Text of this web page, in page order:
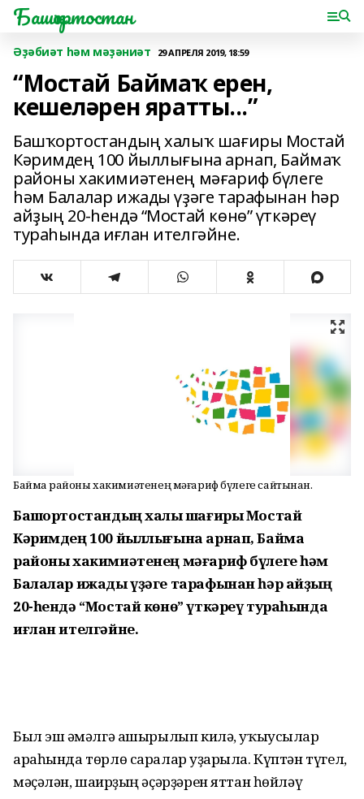
Башҡортостан
Әҙәбиәт һәм мәҙәниәт 29 АПРЕЛЯ 2019, 18:59
“Мостай Баймаҡ ерен,
кешеләрен яратты...”
Башҡортостандың халыҡ шағиры Мостай
Кәримдең 100 йыллығына арнап, Баймаҡ
районы хакимиәтенең мәғариф бүлеге
һәм Балалар ижады үҙәге тарафынан һәр
айҙың 20-һендә “Мостай көнө” үткәреү
тураһында иғлан ителгәйне.
Баймаҡ районы хакимиәтенең мәғариф бүлеге сайтынан.
Башҡортостандың халыҡ шағиры Мостай
Кәримдең 100 йыллығына арнап, Баймаҡ
районы хакимиәтенең мәғариф бүлеге һәм
Балалар ижады үҙәге тарафынан һәр айҙың
20-һендә “Мостай көнө” үткәреү тураһында
иғлан ителгәйне.
Был эш ғәмәлгә ашырылып килә, уҡыусылар
араһында төрлө саралар уҙғарыла. Күптән түгел,
мәҫәлән, шағирҙың әҫәрҙәрен яттан һөйләү